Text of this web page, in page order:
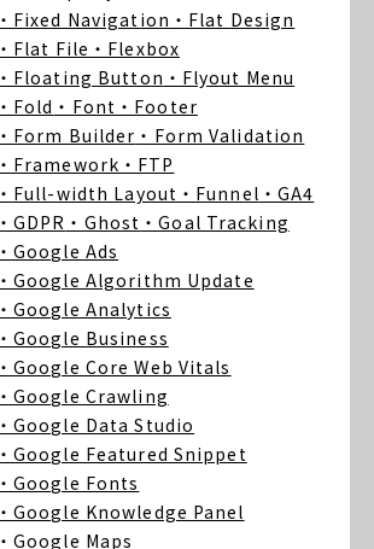
・Fixed Navigation ・Flat Design
・Flat File ・Flexbox
・Floating Button ・Flyout Menu
・Fold ・Font ・Footer
・Form Builder ・Form Validation
・Framework ・FTP
・Full-width Layout ・Funnel ・GA4
・GDPR ・Ghost ・Goal Tracking
・Google Ads
・Google Algorithm Update
・Google Analytics
・Google Business
・Google Core Web Vitals
・Google Crawling
・Google Data Studio
・Google Featured Snippet
・Google Fonts
・Google Knowledge Panel
・Google Maps